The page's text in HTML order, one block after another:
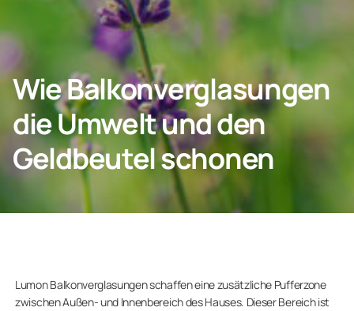
Privatkunden
Unternehmen
KONTAKT
Wie Balkonverglasungen
die Umwelt und den
Geldbeutel schonen
Lumon Balkonverglasungen schaffen eine zusätzliche Pufferzone
zwischen Außen- und Innenbereich des Hauses. Dieser Bereich ist